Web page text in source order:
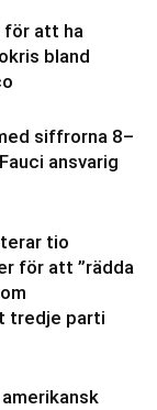
för att ha
bland
siffrorna 8–
ansvarig
tio
för att ”rädda
tredje parti